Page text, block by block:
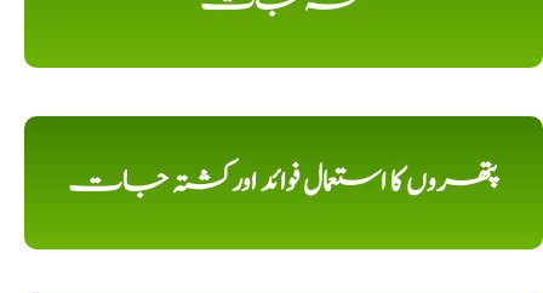
پتھروں کا استعمال فوائد اورکشتہ جات